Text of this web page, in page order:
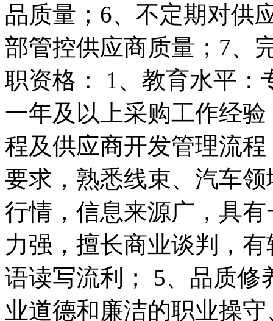
品质量；6、不定期对供
部管控供应商质量；7、
职资格： 1、教育水平：
一年及以上采购工作经
程及供应商开发管理流
要求，熟悉线束、汽车
行情，信息来源广，具
力强，擅长商业谈判，
语读写流利； 5、品质修
业道德和廉洁的职业操